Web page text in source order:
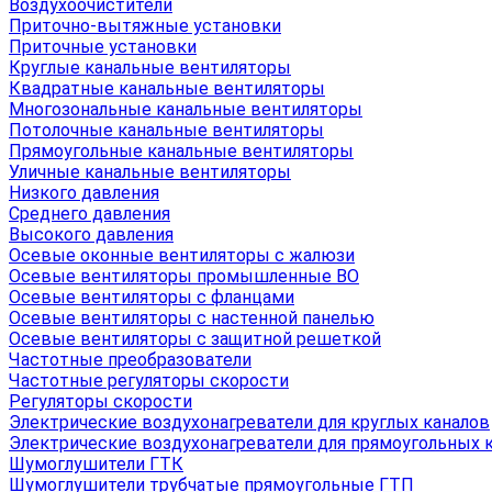
Воздухоочистители
Приточно-вытяжные установки
Приточные установки
Круглые канальные вентиляторы
Квадратные канальные вентиляторы
Многозональные канальные вентиляторы
Потолочные канальные вентиляторы
Прямоугольные канальные вентиляторы
Уличные канальные вентиляторы
Низкого давления
Среднего давления
Высокого давления
Осевые оконные вентиляторы с жалюзи
Осевые вентиляторы промышленные ВО
Осевые вентиляторы с фланцами
Осевые вентиляторы с настенной панелью
Осевые вентиляторы с защитной решеткой
Частотные преобразователи
Частотные регуляторы скорости
Регуляторы скорости
Электрические воздухонагреватели для круглых каналов
Электрические воздухонагреватели для прямоугольных
Шумоглушители ГТК
Шумоглушители трубчатые прямоугольные ГТП